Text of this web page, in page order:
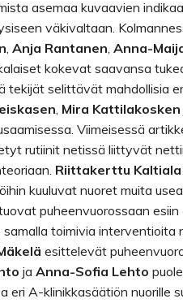
asemaa kuvaavien
väkivaltaan.
, Anja Rantanen, Anna-
kokevat saavansa
tekijät selittävät mahdollisia
, Mira Kattilakosken
Viimeisessä
rutiinit netissä liittyvät
Riittakerttu Kaltiala
kuuluvat nuoret muita
puheenvuorossaan
toimivia interventioita
esittelevät
ja Anna-Sofia Lehto
A-klinikkasäätiön nuorille